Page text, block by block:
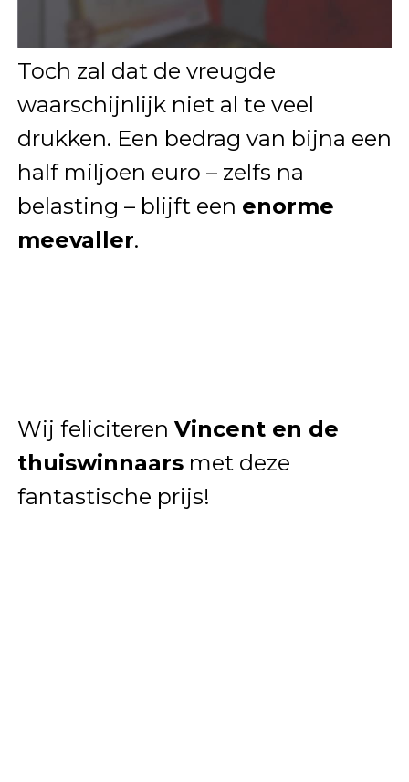
Toch zal dat de vreugde
waarschijnlijk niet al te veel
drukken. Een bedrag van bijna een
half miljoen euro – zelfs na
belasting – blijft een enorme
meevaller.
Wij feliciteren Vincent en de
thuiswinnaarsmet deze
fantastische prijs!